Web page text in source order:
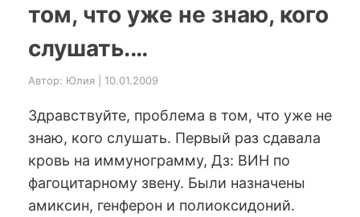
том, что уже не знаю, кого
слушать.…
Автор: Юлия | 10.01.2009
Здравствуйте, проблема в том, что уже не
знаю, кого слушать. Первый раз сдавала
кровь на иммунограмму, Дз: ВИН по
фагоцитарному звену. Были назначены
амиксин, генферон и полиоксидоний.